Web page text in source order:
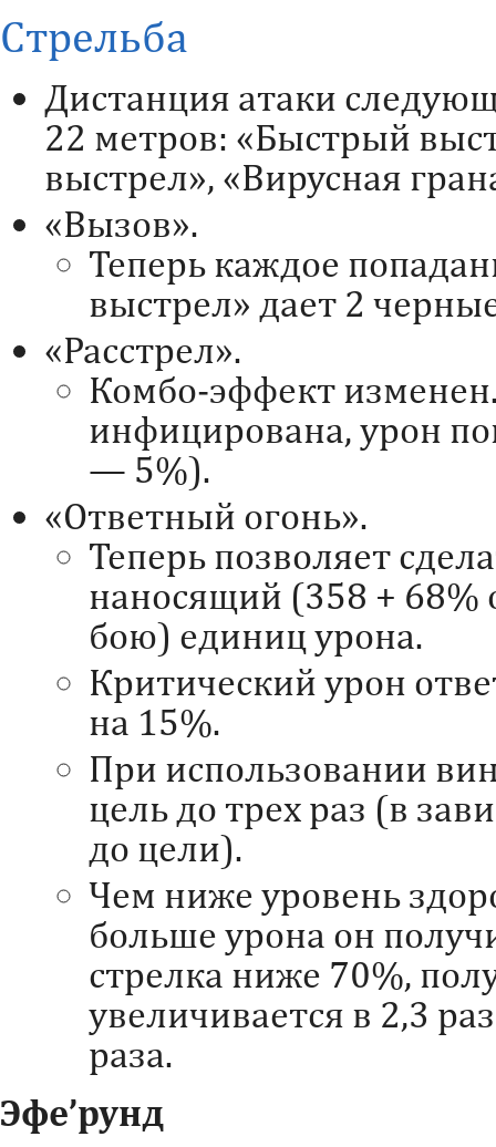
Стрельба
Дистанция атаки
22 метров: «Быстрый
выстрел», «Вирусная
«Вызов».
Теперь каждое
выстрел» дает 2
«Расстрел».
Комбо-эффект
инфицирована, урон
— 5%).
«Ответный огонь».
Теперь позволяет
наносящий (358 + 68%
бою) единиц урона.
Критический урон
на 15%.
При использовании
цель до трех раз (в
до цели).
Чем ниже уровень
больше урона он
стрелка ниже 70%,
увеличивается в 2,3
раза.
Эфе’рунд